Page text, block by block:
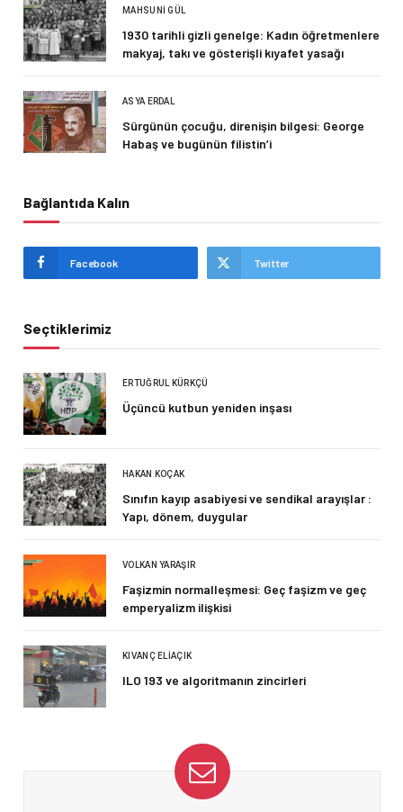
MAHSUNI GÜL
1930 tarihli gizli genelge: Kadın öğretmenlere
makyaj, takı ve gösterişli kıyafet yasağı
ASYA ERDAL
Sürgünün çocuğu, direnişin bilgesi: George
Habaş ve bugünün filistin’i
Bağlantıda Kalın
Facebook Twitter
Seçtiklerimiz
ERTUĞRUL KÜRKÇÜ
Üçüncü kutbun yeniden inşası
HAKAN KOÇAK
Sınıfın kayıp asabiyesi ve sendikal arayışlar :
Yapı, dönem, duygular
VOLKAN YARAŞIR
Faşizmin normalleşmesi: Geç faşizm ve geç
emperyalizm ilişkisi
KIVANÇ ELIAÇIK
ILO 193 ve algoritmanın zincirleri